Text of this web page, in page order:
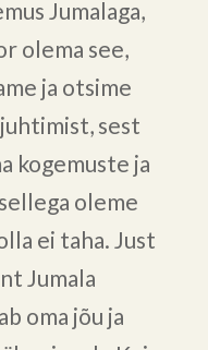
Jumalaga,
olema see,
ja otsime
juhtimist, sest
kogemuste ja
oleme
ei taha. Just
Jumala
oma jõu ja